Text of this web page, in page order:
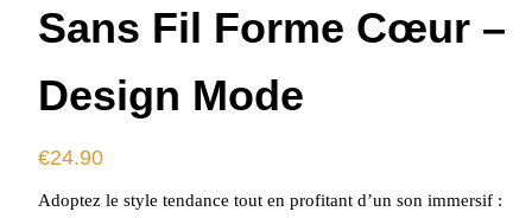
Sans Fil Forme Cœur –
Design Mode
€24.90
Adoptez le style tendance tout en profitant d’un son immersif :